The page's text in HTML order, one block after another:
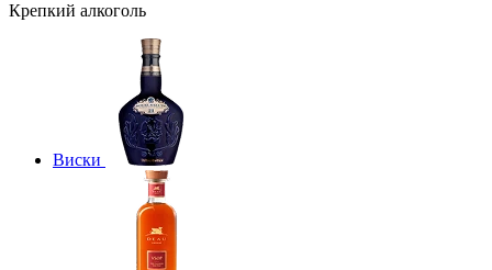
Крепкий алкоголь
Виски